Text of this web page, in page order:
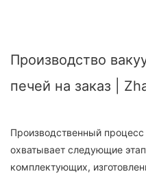
Производство
печей на заказ |
Производственный
охватывает следующие
комплектующих,